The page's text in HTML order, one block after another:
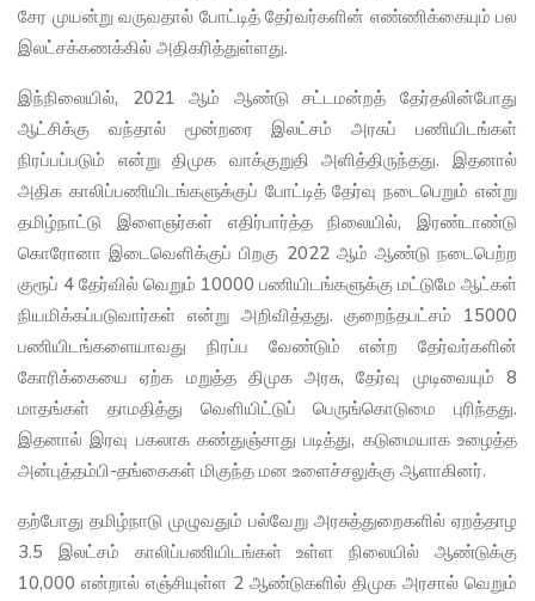
சேர முயன்று வருவதால் போட்டித் தேர்வர்களின் எண்ணிக்கையும் பல
இலட்சக்கணக்கில் அதிகரித்துள்ளது.
இந்நிலையில், 2021 ஆம் ஆண்டு சட்டமன்றத் தேர்தலின்போது
ஆட்சிக்கு வந்தால் மூன்றரை இலட்சம் அரசுப் பணியிடங்கள்
நிரப்பப்படும் என்று திமுக வாக்குறுதி அளித்திருந்தது. இதனால்
அதிக காலிப்பணியிடங்களுக்குப் போட்டித் தேர்வு நடைபெறும் என்று
தமிழ்நாட்டு இளைஞர்கள் எதிர்பார்த்த நிலையில், இரண்டாண்டு
கொரோனா இடைவெளிக்குப் பிறகு 2022 ஆம் ஆண்டு நடைபெற்ற
குரூப் 4 தேர்வில் வெறும் 10000 பணியிடங்களுக்கு மட்டுமே ஆட்கள்
நியமிக்கப்படுவார்கள் என்று அறிவித்தது. குறைந்தபட்சம் 15000
பணியிடங்களையாவது நிரப்ப வேண்டும் என்ற தேர்வர்களின்
கோரிக்கையை ஏற்க மறுத்த திமுக அரசு, தேர்வு முடிவையும் 8
மாதங்கள் தாமதித்து வெளியிட்டுப் பெருங்கொடுமை புரிந்தது.
இதனால் இரவு பகலாக கண்துஞ்சாது படித்து, கடுமையாக உழைத்த
அன்புத்தம்பி-தங்கைகள் மிகுந்த மன உளைச்சலுக்கு ஆளாகினர்.
தற்போது தமிழ்நாடு முழுவதும் பல்வேறு அரசுத்துறைகளில் ஏறத்தாழ
3.5 இலட்சம் காலிப்பணியிடங்கள் உள்ள நிலையில் ஆண்டுக்கு
10,000 என்றால் எஞ்சியுள்ள 2 ஆண்டுகளில் திமுக அரசால் வெறும்